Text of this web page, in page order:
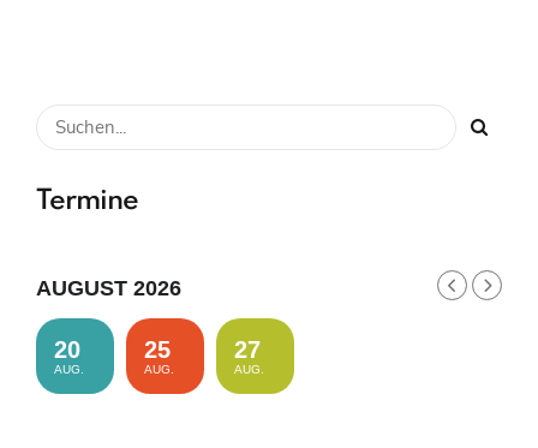
Termine
AUGUST 2026
20
AUG.
25
AUG.
27
AUG.